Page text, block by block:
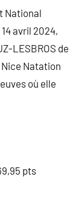
National
avril 2024,
LESBROS de
Nice Natation
où elle
pts